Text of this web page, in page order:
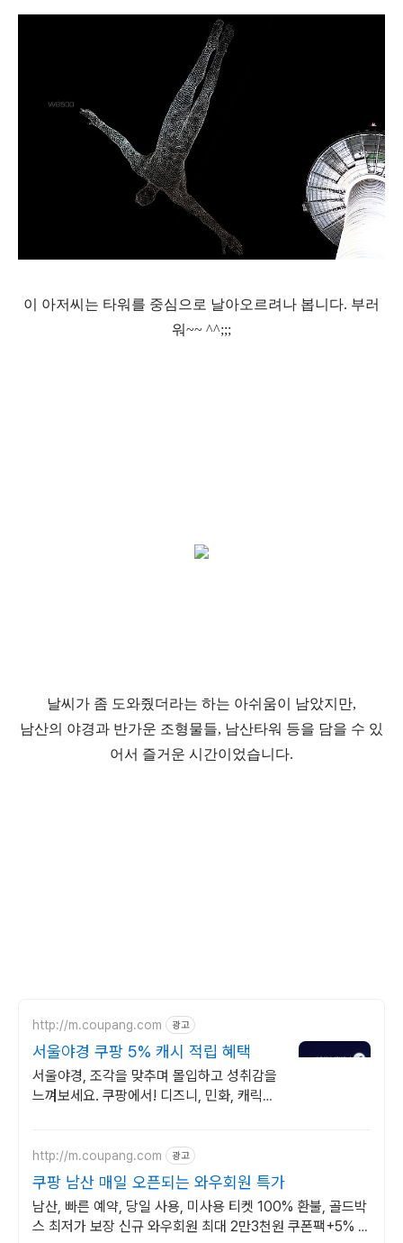
이 아저씨는 타워를 중심으로 날아오르려나 봅니다. 부러
워~~ ^^;;;
날씨가 좀 도와줬더라는 하는 아쉬움이 남았지만,
남산의 야경과 반가운 조형물들, 남산타워 등을 담을 수 있
어서 즐거운 시간이었습니다.
http://m.coupang.com 광고
서울야경 쿠팡 5% 캐시 적립 혜택
서울야경, 조각을 맞추며 몰입하고 성취감을
느껴보세요. 쿠팡에서! 디즈니, 민화, 캐릭터
http://m.coupang.com 광고
쿠팡 남산 매일 오픈되는 와우회원 특가
남산, 빠른 예약, 당일 사용, 미사용 티켓 100% 환불, 골드박
스 최저가 보장 신규 와우회원 최대 2만3천원 쿠폰팩+5% 추